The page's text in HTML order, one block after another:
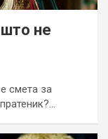
не
смета за